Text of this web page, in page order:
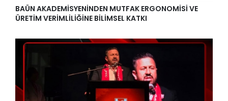
BAÜN AKADEMİSYENİNDEN MUTFAK ERGONOMİSİ VE
ÜRETİM VERİMLİLİĞİNE BİLİMSEL KATKI